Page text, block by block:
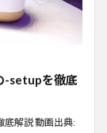
-setupを徹底
底解説 動画出典: